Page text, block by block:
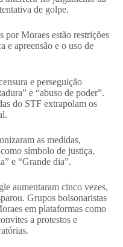
de golpe.
por Moraes estão restrições
e apreensão e o uso de
e perseguição
e “abuso de poder”.
do STF extrapolam os
as medidas,
símbolo de justiça,
e “Grande dia”.
aumentaram cinco vezes,
Grupos bolsonaristas
em plataformas como
a protestos e